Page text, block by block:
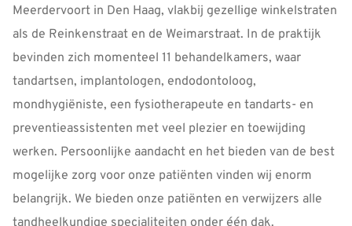
Meerdervoort in Den Haag, vlakbij gezellige winkelstraten
als de Reinkenstraat en de Weimarstraat. In de praktijk
bevinden zich momenteel 11 behandelkamers, waar
tandartsen, implantologen, endodontoloog,
mondhygiëniste, een fysiotherapeute en tandarts- en
preventieassistenten met veel plezier en toewijding
werken. Persoonlijke aandacht en het bieden van de best
mogelijke zorg voor onze patiënten vinden wij enorm
belangrijk. We bieden onze patiënten en verwijzers alle